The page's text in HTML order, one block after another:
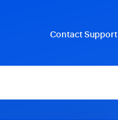
Contact Support